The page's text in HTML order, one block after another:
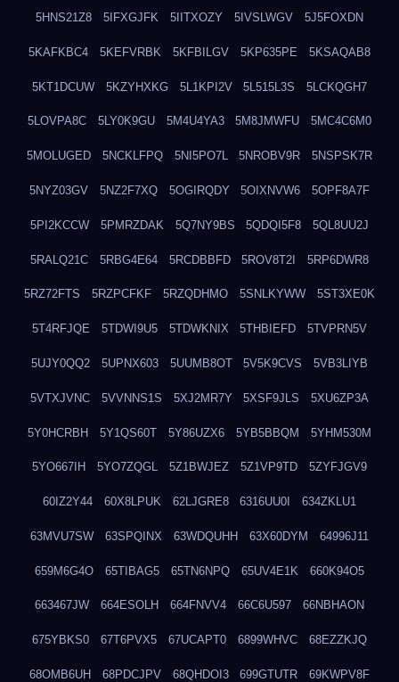
5HNS21Z8 5IFXGJFK 5IITXOZY 5IVSLWGV 5J5FOXDN
5KAFKBC4 5KEFVRBK 5KFBILGV 5KP635PE 5KSAQAB8
5KT1DCUW 5KZYHXKG 5L1KPI2V 5L515L3S 5LCKQGH7
5LOVPA8C 5LY0K9GU 5M4U4YA3 5M8JMWFU 5MC4C6M0
5MOLUGED 5NCKLFPQ 5NI5PO7L 5NROBV9R 5NSPSK7R
5NYZ03GV 5NZ2F7XQ 5OGIRQDY 5OIXNVW6 5OPF8A7F
5PI2KCCW 5PMRZDAK 5Q7NY9BS 5QDQI5F8 5QL8UU2J
5RALQ21C 5RBG4E64 5RCDBBFD 5ROV8T2I 5RP6DWR8
5RZ72FTS 5RZPCFKF 5RZQDHMO 5SNLKYWW 5ST3XE0K
5T4RFJQE 5TDWI9U5 5TDWKNIX 5THBIEFD 5TVPRN5V
5UJY0QQ2 5UPNX603 5UUMB8OT 5V5K9CVS 5VB3LIYB
5VTXJVNC 5VVNNS1S 5XJ2MR7Y 5XSF9JLS 5XU6ZP3A
5Y0HCRBH 5Y1QS60T 5Y86UZX6 5YB5BBQM 5YHM530M
5YO667IH 5YO7ZQGL 5Z1BWJEZ 5Z1VP9TD 5ZYFJGV9
60IZ2Y44 60X8LPUK 62LJGRE8 6316UU0I 634ZKLU1
63MVU7SW 63SPQINX 63WDQUHH 63X60DYM 64996J11
659M6G4O 65TIBAG5 65TN6NPQ 65UV4E1K 660K94O5
663467JW 664ESOLH 664FNVV4 66C6U597 66NBHAON
675YBKS0 67T6PVX5 67UCAPT0 6899WHVC 68EZZKJQ
68OMB6UH 68PDCJPV 68QHDOI3 699GTUTR 69KWPV8F